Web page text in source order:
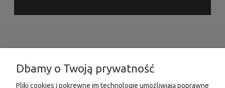
INFORMACJE
MOJE KONTO
Dbamy o Twoją prywatność
Pliki cookies i pokrewne im technologie umożliwiają poprawne